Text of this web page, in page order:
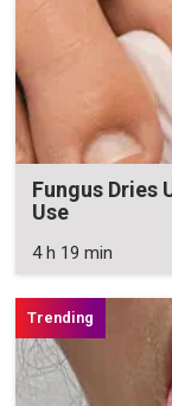
Fungus Dries
Use
4 h 19 min